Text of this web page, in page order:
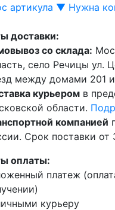
артикула ▼ Нужна
доставки:
со склада:
село Речицы ул.
между домами 201
курьером в
области.
компанией
Срок поставки от
оплаты:
платеж
курьеру